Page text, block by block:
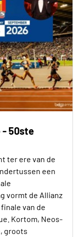
- 50ste
ter ere van de
een
vormt de Allianz
van de
Kortom, Neos-
groots